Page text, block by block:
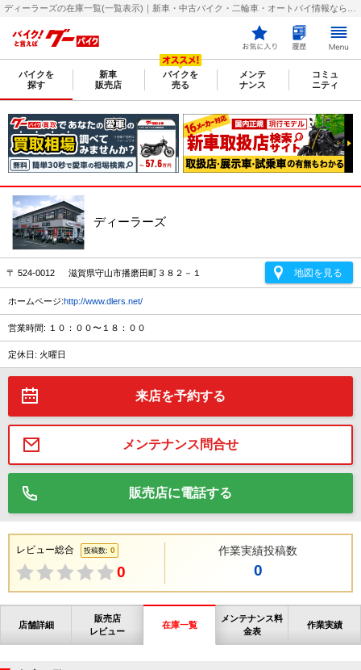
バイクを
探す
新車
販売店
バイクを
売る
メンテ
ナンス
コミュ
ニティ
ディーラーズ
〒 524-0012 滋賀県守山市播磨田町３８２－１ 地図を見る
ホームページ:http://www.dlers.net/
営業時間: １０：００〜１８：００
定休日: 火曜日
来店を予約する
メンテナンス問合せ
販売店に電話する
レビュー総合 投稿数: 0
0
作業実績投稿数
0
店舗詳細
販売店
レビュー
在庫一覧
メンテナンス料
金表
作業実績